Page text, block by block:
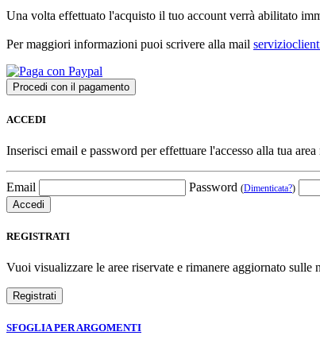
Una volta effettuato l'acquisto il tuo account verrà abilitato
Per maggiori informazioni puoi scrivere alla mail
ACCEDI
Inserisci email e password per effettuare l'accesso alla tua
Email Password (Dimenticata?)
REGISTRATI
Vuoi visualizzare le aree riservate e rimanere aggiornato
SFOGLIA PER ARGOMENTI